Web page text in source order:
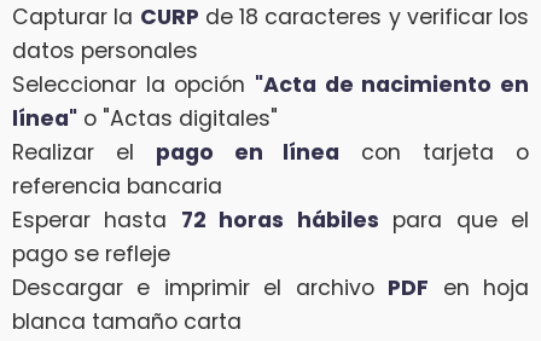
Capturar la CURP de 18 caracteres y verificar los
datos personales
Seleccionar la opción "Acta de nacimiento en
línea" o "Actas digitales"
Realizar el pago en línea con tarjeta o
referencia bancaria
Esperar hasta 72 horas hábiles para que el
pago se refleje
Descargar e imprimir el archivo PDF en hoja
blanca tamaño carta